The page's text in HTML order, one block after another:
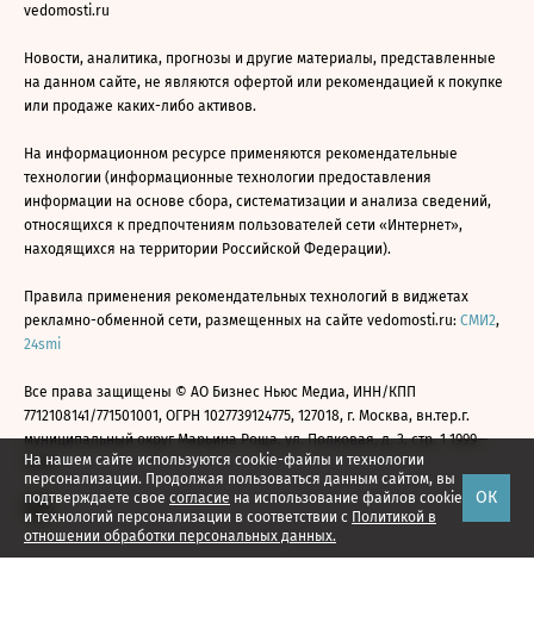
На нашем сайте используются cookie-файлы и технологии
персонализации. Продолжая пользоваться данным сайтом, вы
подтверждаете свое согласие на использование файлов cookie
и технологий персонализации в соответствии с Политикой в
отношении обработки персональных данных.
ОК
vedomosti.ru
Новости, аналитика, прогнозы и другие материалы, представленные
на данном сайте, не являются офертой или рекомендацией к покупке
или продаже каких-либо активов.
На информационном ресурсе применяются рекомендательные
технологии (информационные технологии предоставления
информации на основе сбора, систематизации и анализа сведений,
относящихся к предпочтениям пользователей сети «Интернет»,
находящихся на территории Российской Федерации).
Правила применения рекомендательных технологий в виджетах
рекламно-обменной сети, размещенных на сайте vedomosti.ru: СМИ2,
24smi
Все права защищены © АО Бизнес Ньюс Медиа, ИНН/КПП
7712108141/771501001, ОГРН 1027739124775, 127018, г. Москва, вн.тер.г.
муниципальный округ Марьина Роща, ул. Полковая, д. 3, стр. 1 1999—
2026